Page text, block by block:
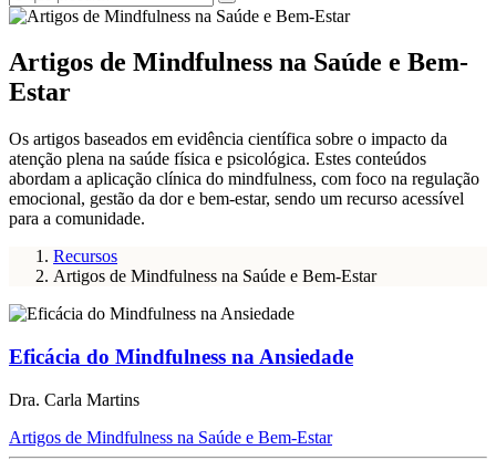
Artigos de Mindfulness na Saúde e Bem-
Estar
Os artigos baseados em evidência científica sobre o impacto da
atenção plena na saúde física e psicológica. Estes conteúdos
abordam a aplicação clínica do mindfulness, com foco na regulação
emocional, gestão da dor e bem-estar, sendo um recurso acessível
para a comunidade.
Recursos
Artigos de Mindfulness na Saúde e Bem-Estar
Eficácia do Mindfulness na Ansiedade
Dra. Carla Martins
Artigos de Mindfulness na Saúde e Bem-Estar